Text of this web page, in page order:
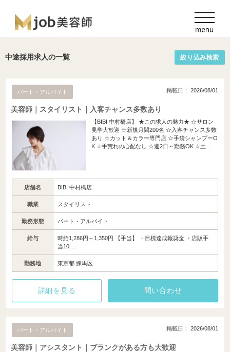
中途採用求人の一覧 絞り込み検索
パート・アルバイト 掲載日： 2026/08/01
美容師｜スタイリスト｜入客チャンス多数あり
【BIBI 中村橋店】 ★この求人の魅力★ ☆サロン
見学大歓迎 ☆新規月間200名 ☆入客チャンス多数
あり ☆カット＆カラー専門店 ☆手袋シャンプーO
K ☆手荒れの心配なし ☆週2日～勤務OK ☆土…
店舗名 BIBI 中村橋店
職業 スタイリスト
勤務形態 パート・アルバイト
給与
時給1,286円～1,350円 【手当】 ・目標達成報奨金 ・店販手
当10…
勤務地 東京都 練馬区
詳細を見る 問い合わせ
パート・アルバイト 掲載日： 2026/08/01
美容師｜アシスタント｜ブランクがある方も大歓迎